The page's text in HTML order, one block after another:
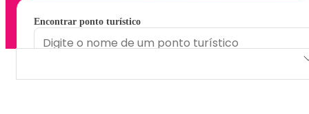
Encontrar ponto turístico